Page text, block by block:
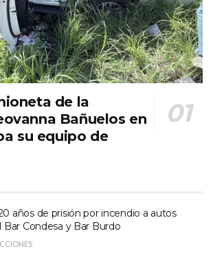
de la
Bañuelos en
su equipo de
años de prisión por incendio a autos
Bar Condesa y Bar Burdo